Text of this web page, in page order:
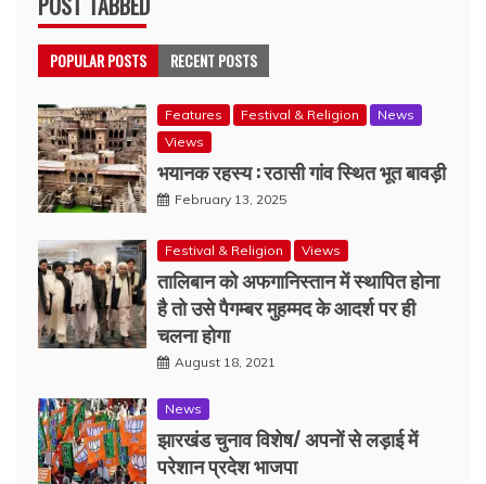
POPULAR POSTS RECENT POSTS
Features Festival & Religion
News
Views
भयानक रहस्य : रठासी गांव स्थित भूत बावड़ी
February 13, 2025
Festival & Religion Views
तालिबान को अफगानिस्तान में स्थापित होना
है तो उसे पैगम्बर मुहम्मद के आदर्श पर ही
चलना होगा
August 18, 2021
News
झारखंड चुनाव विशेष/ अपनों से लड़ाई में
परेशान प्रदेश भाजपा